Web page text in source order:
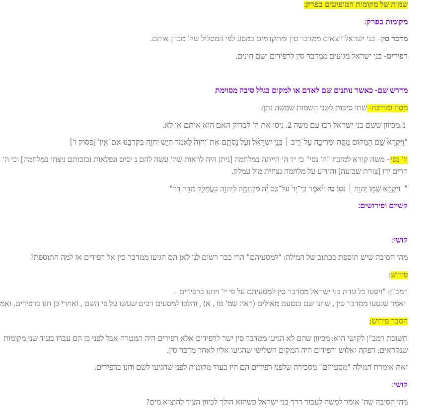
שמות של מקומות המופיעים בפרק:
מקומות בפרק:
מדבר סין– בני ישראל יוצאים ממדבר סין ומתקדמים במסע לפי המסלול שה’ מכוון אותם.
רפידים- בני ישראל מגיעים ממדבר סין לרפידים ושם חונים.
מדרש שם- כאשר נותנים שם לאדם או למקום בגלל סיבה מסוימת
מסה ומריבה- שתי סיבות לשני השמות שמשה נתן:
“וַיִּקְרָא֙ שֵׁ֣ם הַמָּק֔וֹם מַסָּ֖ה וּמְרִיבָ֑ה עַל־רִ֣יב ׀ בְּנֵ֣י יִשְׂרָאֵ֗ל וְעַ֨ל נַסֹּתָ֤ם אֶת־יְהוָה֙ לֵאמֹ֔ר הֲיֵ֧שׁ יְהוָ֛ה בְּקִרְבֵּ֖נוּ אִם־אָֽיִן”[פסוק ו’]
ה’ נסי– משה קורא למזבח “ה’ נסי” כי יד ה’ הייתה במלחמה [ניתן היה לראות שה’ עשה להם נ יסים ונפלאות ובזכותם ניצחו במלחמה] וכי ה’
הרים ידו [צורת שבועה] והודיע על מלחמה נצחית מול עמלק.
” וַיִּקְרָ֥א שְׁמ֖וֹ יְהוָ֥ה ׀ נִסִּֽי׃ טז וַיֹּ֗אמֶר כִּֽי־יָד֙ עַל־כֵּ֣ס יָ֔הּ מִלְחָמָ֥ה לַֽיהוָ֖ה בַּֽעֲמָלֵ֑ק מִדֹּ֖ר דֹּֽר”
קשיים ופירושים:
קושי:
מהי הסיבה שיש תוספת בכתוב של המילה: “למסעיהם” הרי כבר רשום לנו לאן הם הגיעו ממדבר סין אל רפידים אז למה התוספת?
פירוש:
רמב”ן: “ויסעו כל עדת בני ישראל ממדבר סין למסעיהם על פי יי’ ויחנו ברפידים –
יאמר שנסעו ממדבר סין , שחנו שם בנסעם מאילים (ראה שמ’ טז , א) , והלכו למסעים רבים שעשו על פי השם , ואחרי כן חנו ברפידים.
הסבר פירוש:
תשובת רמב”ן לקושי היא: מכיוון שהם לא הגיעו ממדבר סין ישר לרפידים אלא רפידים היה המטרה אבל לפני כן הם עברו בעוד שני מקומות
שנקראים: דפקה ואלוש ורפידים היה המקום השלישי שהגיעו אליו לאחר מדבר סין.
זאת אומרת המילה “מסעיהם” מסבירה שלפני רפידים הם היו בעוד מקומות לפני שהגיעו לשם וחנו ברפידים.
קושי:
מהי הסיבה שה’ אומר למשה לעבור דרך בני ישראל כשהוא הולך לכיוון הצור להוציא מים?